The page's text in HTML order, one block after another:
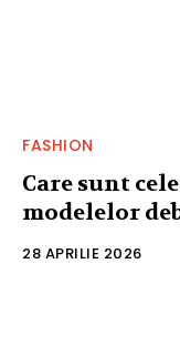
FASHION
Care sunt
modelelor
28 APRILIE 2026